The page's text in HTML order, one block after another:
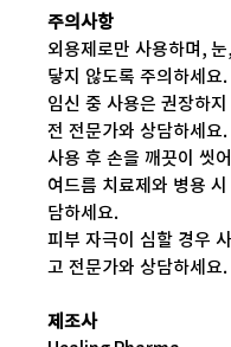
주의사항
외용제로만 사용하며, 눈
닿지 않도록 주의하세요.
임신 중 사용은 권장하
전 전문가와 상담하세요.
사용 후 손을 깨끗이 씻
여드름 치료제와 병용
담하세요.
피부 자극이 심할 경우
고 전문가와 상담하세요.
제조사